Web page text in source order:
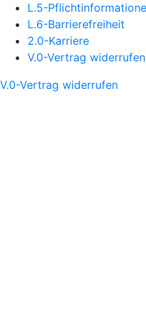
L.5-
L.6-Barrierefreiheit
2.0-Karriere
V.0-Vertrag widerrufen
V.0-Vertrag widerrufen